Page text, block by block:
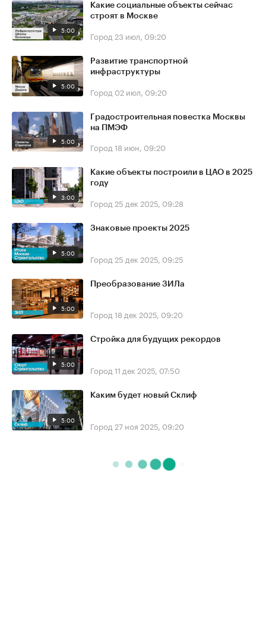
5:00
Какие социальные объекты сейчас
строят в Москве
Город 23 июл, 09:20
5:00
Развитие транспортной
инфраструктуры
Город 02 июл, 09:20
5:00
Градостроительная повестка Москвы
на ПМЭФ
Город 18 июн, 09:20
3:00
Какие объекты построили в ЦАО в 2025
году
Город 25 дек 2025, 09:28
5:00
Знаковые проекты 2025
Город 25 дек 2025, 09:25
5:00
Преобразование ЗИЛа
Город 18 дек 2025, 09:20
5:00
Стройка для будущих рекордов
Город 11 дек 2025, 07:50
5:00
Каким будет новый Склиф
Город 27 ноя 2025, 09:20